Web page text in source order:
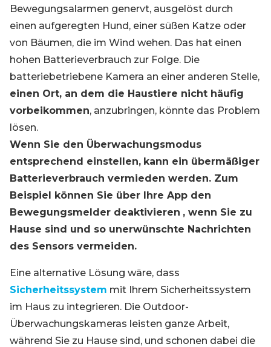
Bewegungsalarmen genervt, ausgelöst durch
einen aufgeregten Hund, einer süßen Katze oder
von Bäumen, die im Wind wehen. Das hat einen
hohen Batterieverbrauch zur Folge. Die
batteriebetriebene Kamera an einer anderen Stelle,
einen Ort, an dem die Haustiere nicht häufig
vorbeikommen, anzubringen, könnte das Problem
lösen.
Wenn Sie den Überwachungsmodus
entsprechend einstellen, kann ein übermäßiger
Batterieverbrauch vermieden werden. Zum
Beispiel können Sie über Ihre App den
Bewegungsmelder deaktivieren , wenn Sie zu
Hause sind und so unerwünschte Nachrichten
des Sensors vermeiden.
Eine alternative Lösung wäre, dass
Sicherheitssystem mit Ihrem Sicherheitssystem
im Haus zu integrieren. Die Outdoor-
Überwachungskameras leisten ganze Arbeit,
während Sie zu Hause sind, und schonen dabei die